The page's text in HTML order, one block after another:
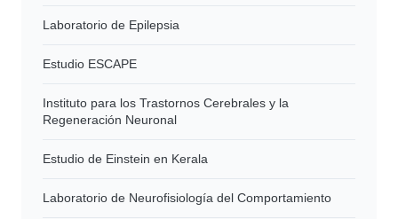
Laboratorio de Epilepsia
Estudio ESCAPE
Instituto para los Trastornos Cerebrales y la
Regeneración Neuronal
Estudio de Einstein en Kerala
Laboratorio de Neurofisiología del Comportamiento